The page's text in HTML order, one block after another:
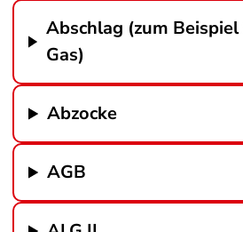
Abschlag (zum
Gas)
Abzocke
AGB